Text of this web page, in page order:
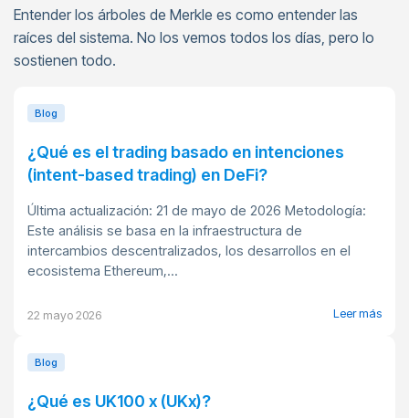
Entender los árboles de Merkle es como entender las
raíces del sistema. No los vemos todos los días, pero lo
sostienen todo.
Blog
¿Qué es el trading basado en intenciones
(intent-based trading) en DeFi?
Última actualización: 21 de mayo de 2026 Metodología:
Este análisis se basa en la infraestructura de
intercambios descentralizados, los desarrollos en el
ecosistema Ethereum,...
22 mayo 2026 Leer más
Blog
¿Qué es UK100 x (UKx)?